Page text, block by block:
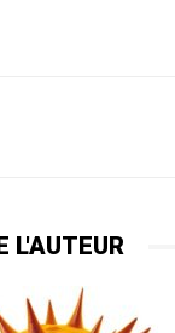
L'AUTEUR